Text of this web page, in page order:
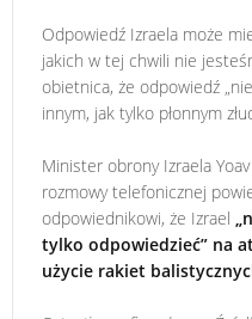
Odpowiedź Izraela może
jakich w tej chwili nie
obietnica, że odpowiedź
innym, jak tylko płonnym
Minister obrony Izraela
rozmowy telefonicznej
odpowiednikowi, że Izrael
tylko odpowiedzieć” na
użycie rakiet